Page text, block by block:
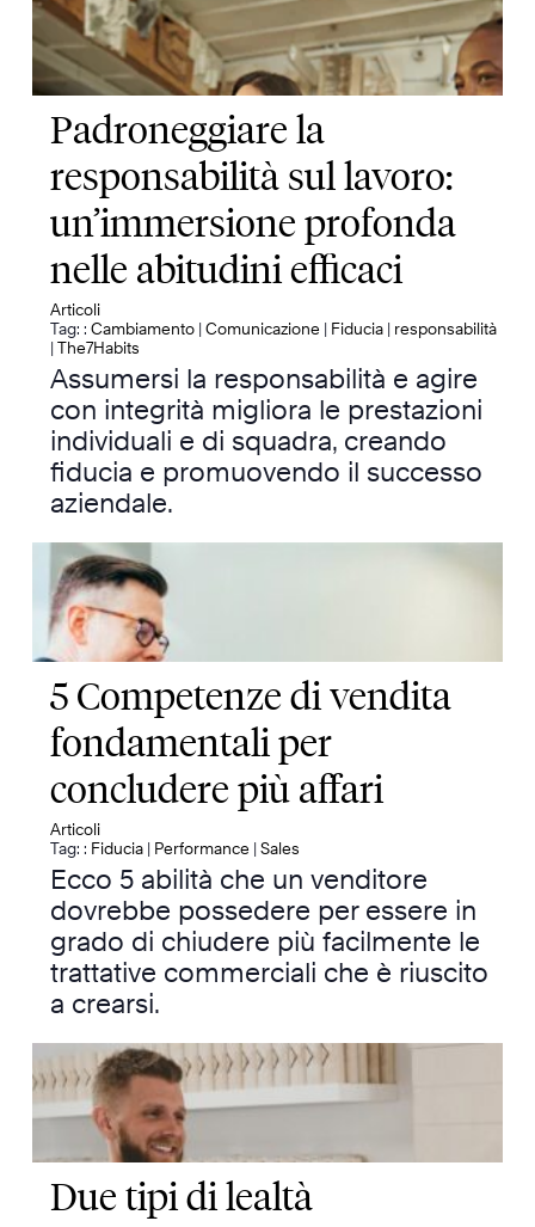
Padroneggiare la
responsabilità sul lavoro:
un’immersione profonda
nelle abitudini efficaci
Articoli
Tag: : Cambiamento |Comunicazione | Fiducia | responsabilità
|The7Habits
Assumersi la responsabilità e agire
con integrità migliora le prestazioni
individuali e di squadra, creando
fiducia e promuovendo il successo
aziendale.
5 Competenze di vendita
fondamentali per
concludere più affari
Articoli
Tag: : Fiducia | Performance |Sales
Ecco 5 abilità che un venditore
dovrebbe possedere per essere in
grado di chiudere più facilmente le
trattative commerciali che è riuscito
a crearsi.
Due tipi di lealtà